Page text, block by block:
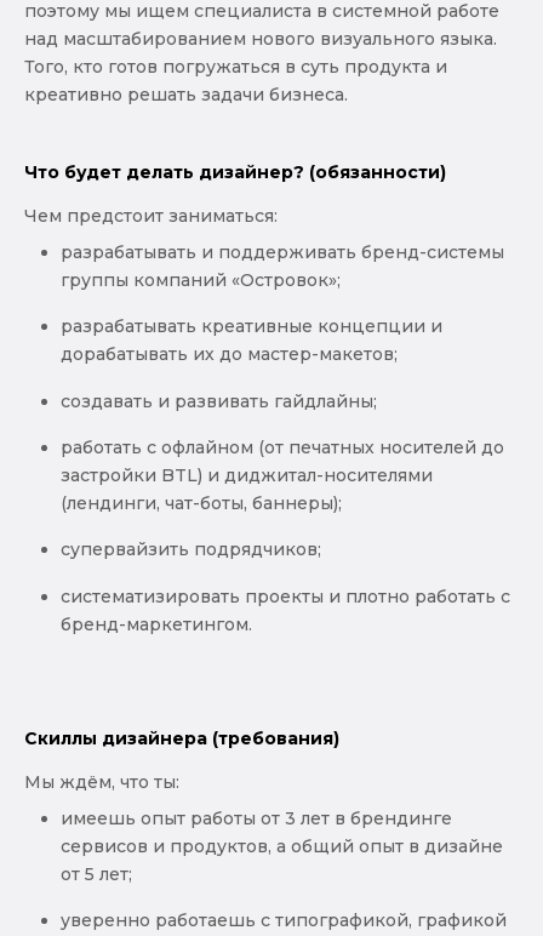
поэтому мы ищем специалиста в системной работе
над масштабированием нового визуального языка.
Того, кто готов погружаться в суть продукта и
креативно решать задачи бизнеса.
Что будет делать дизайнер? (обязанности)
Чем предстоит заниматься:
разрабатывать и поддерживать бренд-системы
группы компаний «Островок»;
разрабатывать креативные концепции и
дорабатывать их до мастер-макетов;
создавать и развивать гайдлайны;
работать с офлайном (от печатных носителей до
застройки BTL) и диджитал-носителями
(лендинги, чат-боты, баннеры);
супервайзить подрядчиков;
систематизировать проекты и плотно работать с
бренд-маркетингом.
Скиллы дизайнера (требования)
Мы ждём, что ты:
имеешь опыт работы от 3 лет в брендинге
сервисов и продуктов, а общий опыт в дизайне
от 5 лет;
уверенно работаешь с типографикой, графикой